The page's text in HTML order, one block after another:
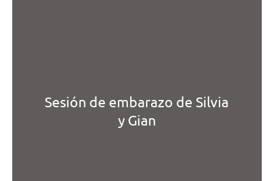
Sesión de embarazo de Silvia
y Gian